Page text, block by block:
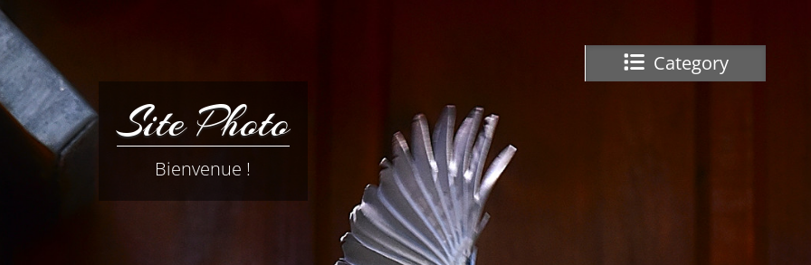
Category
Site Photo
Bienvenue !